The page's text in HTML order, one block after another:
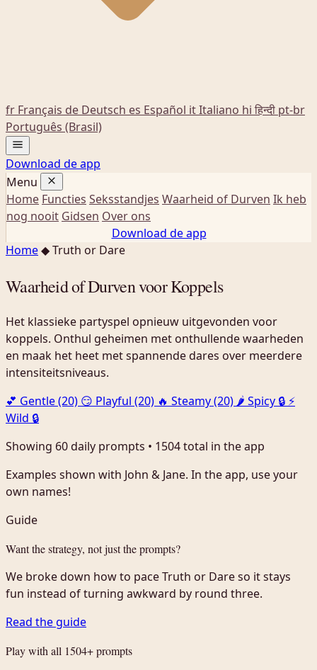
fr Français de Deutsch es Español itItaliano hi हिन्दी pt-br
Português (Brasil)
Download de app
Menu
Home Functies Seksstandjes Waarheid of Durven Ik heb
nog nooit Gidsen Over ons
Download de app
Home◆Truth or Dare
Waarheid of Durven voor Koppels
Het klassieke partyspel opnieuw uitgevonden voor
koppels. Onthul geheimen met onthullende waarheden
en maak het heet met spannende dares over meerdere
intensiteitsniveaus.
💕 Gentle (20) 😏 Playful (20) 🔥 Steamy (20) 🌶️ Spicy 🔒 ⚡
Wild 🔒
Showing 60 daily prompts • 1504 total in the app
Examples shown with John & Jane. In the app, use your
own names!
Guide
Want the strategy, not just the prompts?
We broke down how to pace Truth or Dare so it stays
fun instead of turning awkward by round three.
Read the guide
Play with all 1504+ prompts